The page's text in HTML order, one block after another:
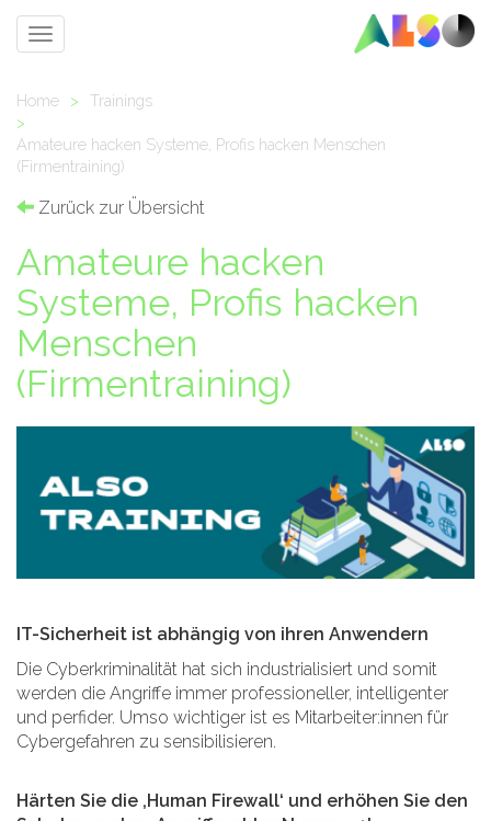
Toggle
Home >
Trainings
>
Amateure hacken Systeme, Profis hacken Menschen
(Firmentraining)
Zurück zur Übersicht
Amateure hacken
Systeme, Profis hacken
Menschen
(Firmentraining)
IT-Sicherheit ist abhängig von ihren Anwendern
Die Cyberkriminalität hat sich industrialisiert und somit
werden die Angriffe immer professioneller, intelligenter
und perfider. Umso wichtiger ist es Mitarbeiter:innen für
Cybergefahren zu sensibilisieren.
Härten Sie die ‚Human Firewall‘ und erhöhen Sie den